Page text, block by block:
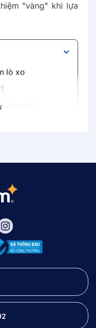
"vàng" khi lựa
lò xo
Bonnell)
Zag/Mira)
đệm lò xo
thông
biệt
lò xo
hợp với thói